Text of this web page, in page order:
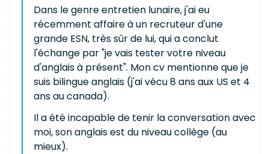
Dans le genre entretien lunaire, j'ai eu
récemment affaire à un recruteur d'une
grande ESN, très sûr de lui, qui a conclut
l'échange par "je vais tester votre niveau
d'anglais à présent". Mon cv mentionne que je
suis bilingue anglais (j'ai vécu 8 ans aux US et 4
ans au canada).
Il a été incapable de tenir la conversation avec
moi, son anglais est du niveau collège (au
mieux).